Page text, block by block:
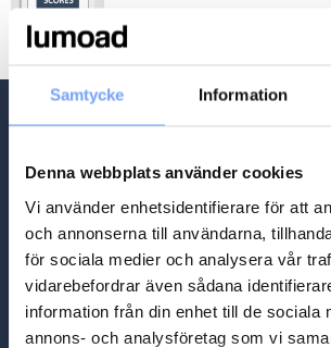
Samtycke Information
Denna webbplats använder cookies
Vi använder enhetsidentifierare för att
och annonserna till användarna,
för sociala medier och analysera vår
vidarebefordrar även sådana
information från din enhet till de sociala
annons- och analysföretag som vi
Meny
Hem
Partners